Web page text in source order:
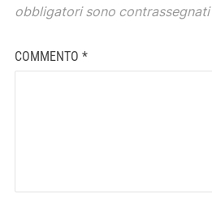
obbligatori sono contrassegnati
COMMENTO *